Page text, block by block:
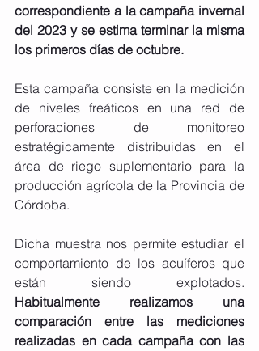
correspondiente a la campaña invernal
del 2023 y se estima terminar la misma
los primeros días de octubre.
Esta campaña consiste en la medición
de niveles freáticos en una red de
perforaciones de monitoreo
estratégicamente distribuidas en el
área de riego suplementario para la
producción agrícola de la Provincia de
Córdoba.
Dicha muestra nos permite estudiar el
comportamiento de los acuíferos que
Habitualmente realizamos una
comparación entre las mediciones
realizadas en cada campaña con las